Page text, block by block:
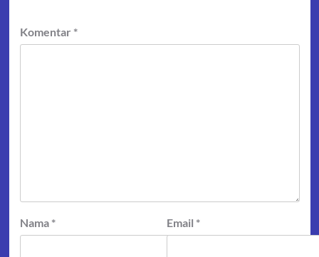
Komentar *
Nama * Email *